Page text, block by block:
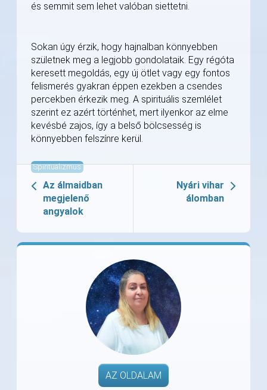
és semmit sem lehet valóban siettetni.
Sokan úgy érzik, hogy hajnalban könnyebben
születnek meg a legjobb gondolataik. Egy régóta
keresett megoldás, egy új ötlet vagy egy fontos
felismerés gyakran éppen ezekben a csendes
percekben érkezik meg. A spirituális szemlélet
szerint ez azért történhet, mert ilyenkor az elme
kevésbé zajos, így a belső bölcsesség is
könnyebben felszínre kerül.
Spiritualizmus
Az álmaidban
megjelenő
angyalok
Nyári vihar
álomban
AZ OLDALAM